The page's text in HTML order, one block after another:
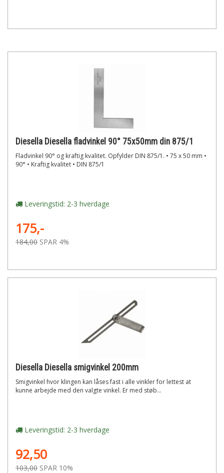
Diesella Diesella fladvinkel 90° 75x50mm din 875/1
Fladvinkel 90° og kraftig kvalitet. Opfylder DIN 875/1. • 75 x 50 mm •
90° • Kraftig kvalitet • DIN 875/1
Leveringstid: 2-3 hverdage
175,-
184,00 SPAR 4%
Diesella Diesella smigvinkel 200mm
Smigvinkel hvor klingen kan låses fast i alle vinkler for lettest at
kunne arbejde med den valgte vinkel. Er med støb...
Leveringstid: 2-3 hverdage
92,50
103,00 SPAR 10%